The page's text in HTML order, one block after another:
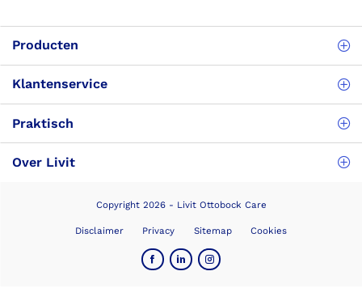
Producten
Klantenservice
Praktisch
Over Livit
Copyright 2026 - Livit Ottobock Care
Disclaimer Privacy Sitemap Cookies